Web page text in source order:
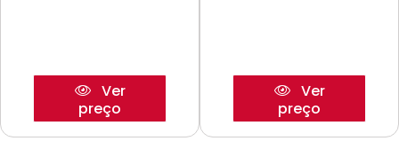
Ver
preço
Ver
preço